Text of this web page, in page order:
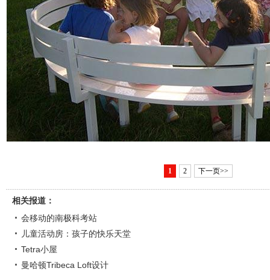
1 2 下一页>>
相关报道：
会移动的南极科考站
儿童活动房：孩子的快乐天堂
Tetra小屋
曼哈顿Tribeca Loft设计